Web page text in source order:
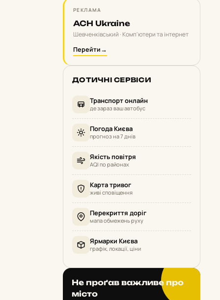
РЕКЛАМА
ACH Ukraine
Шевченківський · Комп'ютери та інтернет
Перейти→
ДОТИЧНІ СЕРВІСИ
Транспорт онлайн
де зараз ваш автобус
Погода Києва
прогноз на 7 днів
Якість повітря
AQI по районах
Карта тривог
живі сповіщення
Перекриття доріг
мапа обмежень руху
Ярмарки Києва
графік, локації, ціни
Не проґав важливе про
місто